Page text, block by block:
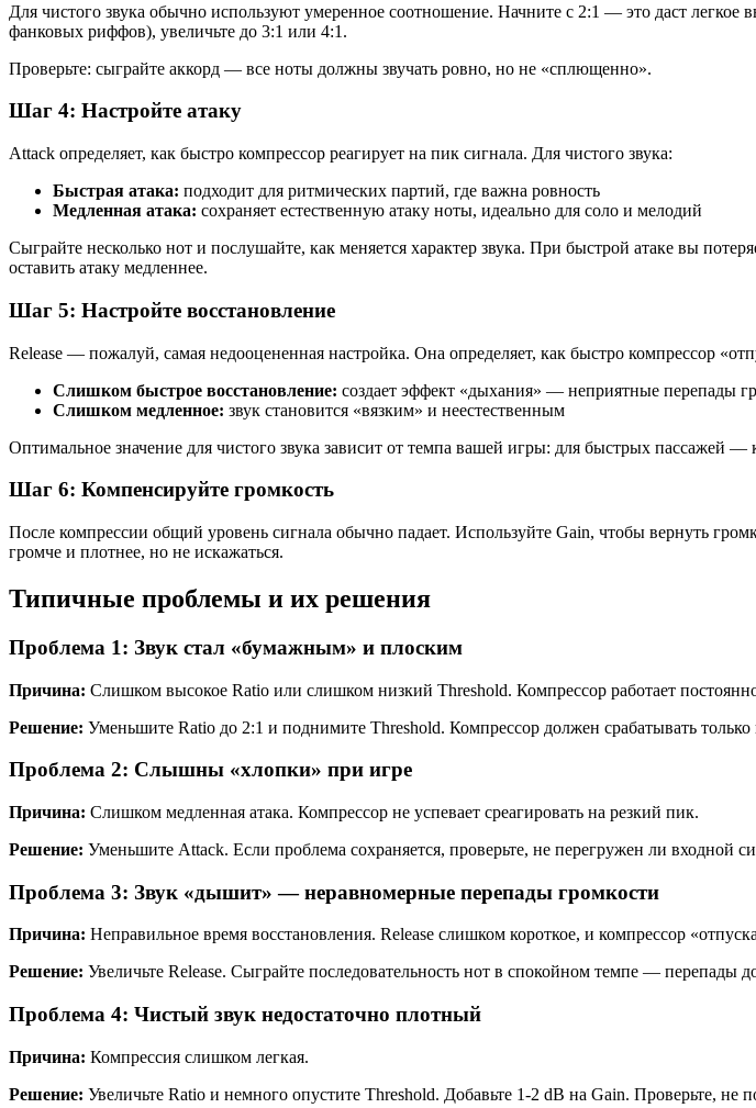
Для чистого звука обычно используют умеренное соотношение. Начните с 2:1 — это даст
фанковых риффов), увеличьте до 3:1 или 4:1.
Проверьте: сыграйте аккорд — все ноты должны звучать ровно, но не «сплющенно».
Шаг 4: Настройте атаку
Attack определяет, как быстро компрессор реагирует на пик сигнала. Для чистого звука:
Быстрая атака: подходит для ритмических партий, где важна ровность
Медленная атака: сохраняет естественную атаку ноты, идеально для соло и мелодий
Сыграйте несколько нот и послушайте, как меняется характер звука. При быстрой атаке вы
оставить атаку медленнее.
Шаг 5: Настройте восстановление
Release — пожалуй, самая недооцененная настройка. Она определяет, как быстро компрессор
Слишком быстрое восстановление: создает эффект «дыхания» — неприятные перепады
Слишком медленное: звук становится «вязким» и неестественным
Оптимальное значение для чистого звука зависит от темпа вашей игры: для быстрых пассажей
Шаг 6: Компенсируйте громкость
После компрессии общий уровень сигнала обычно падает. Используйте Gain, чтобы вернуть
громче и плотнее, но не искажаться.
Типичные проблемы и их решения
Проблема 1: Звук стал «бумажным» и плоским
Причина: Слишком высокое Ratio или слишком низкий Threshold. Компрессор работает
Решение: Уменьшите Ratio до 2:1 и поднимите Threshold. Компрессор должен срабатывать
Проблема 2: Слышны «хлопки» при игре
Причина: Слишком медленная атака. Компрессор не успевает среагировать на резкий пик.
Решение: Уменьшите Attack. Если проблема сохраняется, проверьте, не перегружен ли
Проблема 3: Звук «дышит» — неравномерные перепады громкости
Причина: Неправильное время восстановления. Release слишком короткое, и компрессор
Решение: Увеличьте Release. Сыграйте последовательность нот в спокойном темпе — перепады
Проблема 4: Чистый звук недостаточно плотный
Причина: Компрессия слишком легкая.
Решение: Увеличьте Ratio и немного опустите Threshold. Добавьте 1-2 dB на Gain. Проверьте, не